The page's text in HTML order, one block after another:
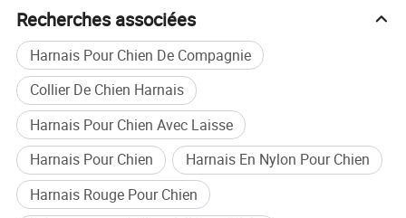
animaux de compagnie, notre mission est de devenir votre
compagnon de confiance dans la vie des animaux de
compagnie. Que ce soit en fournissant des produits
exceptionnels ou par l'amélioration continue et
l'innovation, nous nous efforçons sans relâche de vous
assurer que vous et vos animaux de compagnie avez une
vie meilleure.
Nous sommes impatients de collaborer. N'hésitez pas à
me contacter à tout moment.
Recherches associées
Harnais Pour Chien De Compagnie
Collier De Chien Harnais
Harnais Pour Chien Avec Laisse
Harnais Pour Chien
Harnais En Nylon Pour Chien
Harnais Rouge Pour Chien